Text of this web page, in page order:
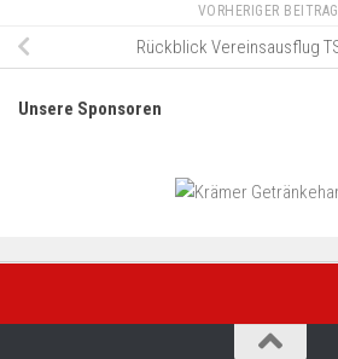
VORHERIGER BEITRAG
Rückblick Vereinsausflug
Unsere Sponsoren